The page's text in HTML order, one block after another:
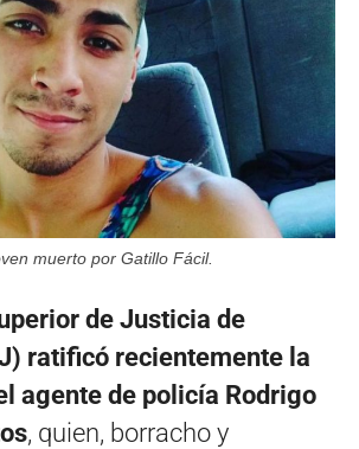
muerto por Gatillo Fácil.
de Justicia de
ratificó recientemente la
agente de policía Rodrigo
, quien, borracho y